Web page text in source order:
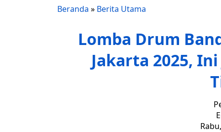
Beranda » Berita Utama
Lomba Drum
Jakarta 2025,